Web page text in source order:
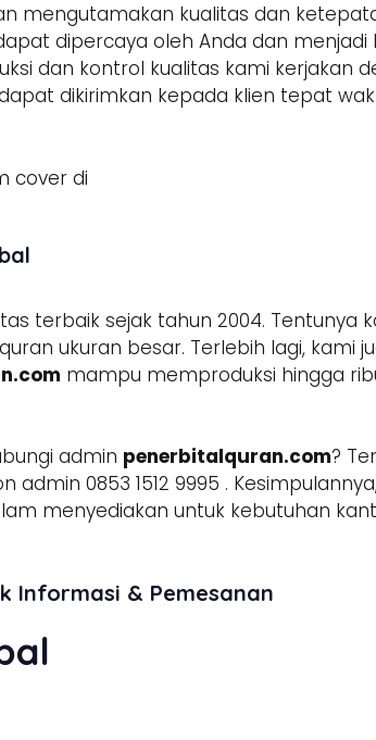
mengutamakan kualitas dan
dipercaya oleh Anda dan menjadi
dan kontrol kualitas kami kerjakan
dikirimkan kepada klien tepat
terbaik sejak tahun 2004. Tentunya
ukuran besar. Terlebih lagi, kami
mampu memproduksi hingga
admin penerbitalquran.com?
0853 1512 9995 .
menyediakan untuk kebutuhan
Informasi & Pemesanan